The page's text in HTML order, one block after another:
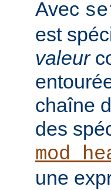
Avec
est
valeur
chaîne
des
une